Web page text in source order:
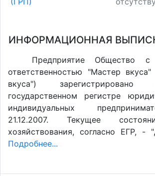
ИНФОРМАЦИОННАЯ
Предприятие Общество с
ответственностью "Мастер
вкуса")
государственном регистре
индивидуальных
21.12.2007. Текущее
хозяйствования, согласно ЕГР, -
Подробнее...